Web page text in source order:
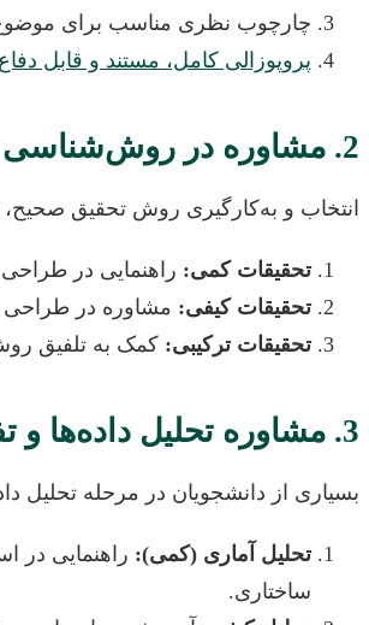
چارچوب نظری مناسب برای موضوع
پروپوزالی کامل، مستند و قابل دفاع
2. مشاوره در روش‌شناسی تحقیق (کمی و کیفی)
انتخاب و به‌کارگیری روش تحقیق
تحقیقات کمی: راهنمایی در طراحی
تحقیقات کیفی: مشاوره در طراحی
تحقیقات ترکیبی: کمک به تلفیق
3. مشاوره تحلیل داده‌ها و تفسیر نتایج
بسیاری از دانشجویان در مرحله تحلیل
تحلیل آماری (کمی):
ساختاری.